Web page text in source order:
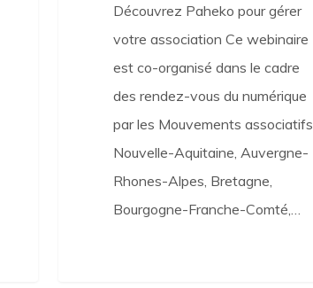
Découvrez Paheko pour gérer
votre association Ce webinaire
est co-organisé dans le cadre
des rendez-vous du numérique
par les Mouvements associatifs
Nouvelle-Aquitaine, Auvergne-
Rhones-Alpes, Bretagne,
Bourgogne-Franche-Comté,…